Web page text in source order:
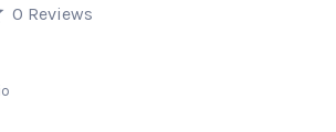
0 Reviews